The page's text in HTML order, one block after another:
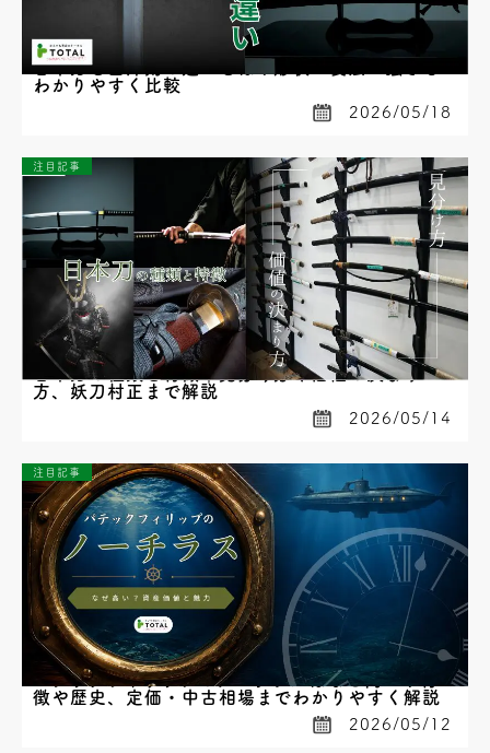
日本刀と西洋剣の違いとは？形状・製法・強さを
わかりやすく比較
2026/05/18
注目記事
日本刀の種類と特徴｜見分け方や価値の決まり
方、妖刀村正まで解説
2026/05/14
注目記事
パテックフィリップのノーチラスはなぜ高い？特
徴や歴史、定価・中古相場までわかりやすく解説
2026/05/12